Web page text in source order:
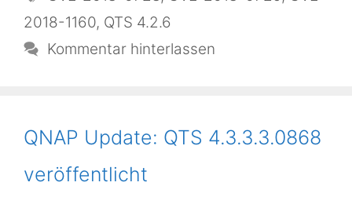
2018-1160, QTS 4.2.6
Kommentar hinterlassen
QNAP Update: QTS 4.3.3.3.0868
veröffentlicht